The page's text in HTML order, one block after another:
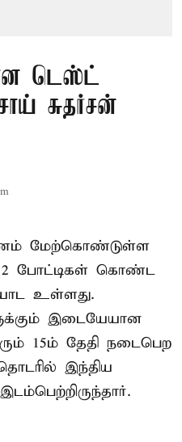
டெஸ்ட்
சுதர்சன்
மேற்கொண்டுள்ள
போட்டிகள் கொண்ட
உள்ளது.
இடையேயான
15ம் தேதி நடைபெற
இந்திய